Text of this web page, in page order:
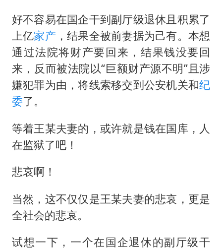
好不容易在国企干到副厅级退休且积累了
上亿家产 ，结果全被前妻据为己有。本想
通过法院将财产要回来，结果钱没要回
来，反而被法院以“巨额财产源不明”且涉
嫌犯罪为由，将线索移交到公安机关和纪
委了。
等着王某夫妻的，或许就是钱在国库，人
在监狱了吧！
悲哀啊！
当然，这不仅仅是王某夫妻的悲哀，更是
全社会的悲哀。
试想一下，一个在国企退休的副厅级干